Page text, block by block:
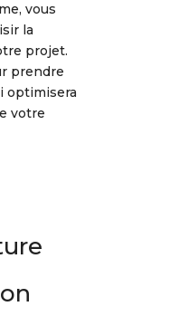
vous
la
projet.
prendre
optimisera
votre